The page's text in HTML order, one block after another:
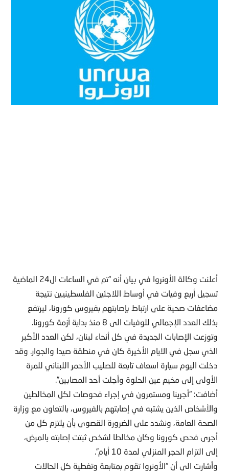
أعلنت وكالة الأونروا في بيان أنه “تم في الساعات ال24 الماضية
تسجيل أربع وفيات في أوساط اللاجئين الفلسطينيين نتيجة
مضاعفات صحية على ارتباط بإصابتهم بفيروس كورونا، ليرتفع
بذلك العدد الإجمالي للوفيات الى 8 منذ بداية أزمة كورونا.
وتوزعت الإصابات الجديدة في كل أنحاء لبنان، لكن العدد الأكبر
الذي سجل في الايام الأخيرة كان في منطقة صيدا والجوار. وقد
دخلت اليوم سيارة اسعاف تابعة للصليب الأحمر اللبناني للمرة
الأولى إلى مخيم عين الحلوة وأجلت أحد المصابين”.
أضافت: “أجرينا ومستمرون في إجراء فحوصات لكل المخالطين
والأشخاص الذين يشتبه في إصابتهم بالفيروس، بالتعاون مع وزارة
الصحة العامة، ونشدد على الضرورة القصوى بأن يلتزم كل من
أجرى فحص كورونا وكان مخالطا لشخص ثبتت إصابته بالمرض،
إلى التزام الحجر المنزلي لمدة 10 أيام”.
وأشارت الى أن “الأونروا تقوم بمتابعة وتغطية كل الحالات